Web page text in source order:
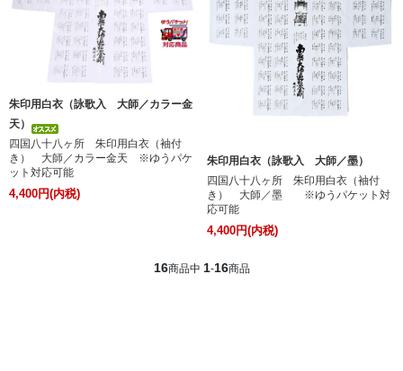
朱印用白衣（詠歌入 大師／カラー金
天）
四国八十八ヶ所 朱印用白衣（袖付
き） 大師／カラー金天 ※ゆうパケ
ット対応可能
4,400円(内税)
朱印用白衣（詠歌入 大師／墨）
四国八十八ヶ所 朱印用白衣（袖付
き） 大師／墨 ※ゆうパケット対
応可能
4,400円(内税)
16商品中 1-16商品